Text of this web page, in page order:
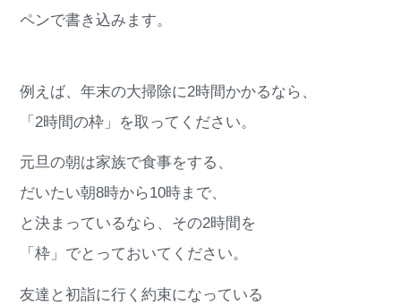
ペンで書き込みます。
例えば、年末の大掃除に2時間かかるなら、
「2時間の枠」を取ってください。
元旦の朝は家族で食事をする、
だいたい朝8時から10時まで、
と決まっているなら、その2時間を
「枠」でとっておいてください。
友達と初詣に行く約束になっている